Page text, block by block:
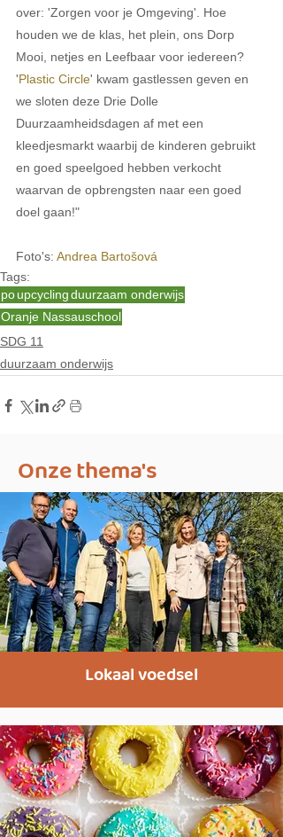
over: 'Zorgen voor je Omgeving'. Hoe
houden we de klas, het plein, ons Dorp
Mooi, netjes en Leefbaar voor iedereen?
'Plastic Circle' kwam gastlessen geven en
we sloten deze Drie Dolle
Duurzaamheidsdagen af met een
kleedjesmarkt waarbij de kinderen gebruikt
en goed speelgoed hebben verkocht
waarvan de opbrengsten naar een goed
doel gaan!"
Foto's: Andrea Bartošová
Tags:
poupcyclingduurzaam onderwijs
Oranje Nassauschool
SDG 11
duurzaam onderwijs
Onze thema's
Lokaal voedsel